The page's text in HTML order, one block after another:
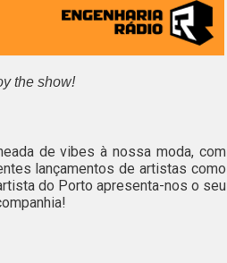
the show!
de vibes à nossa moda, com
lançamentos de artistas como
do Porto apresenta-nos o seu